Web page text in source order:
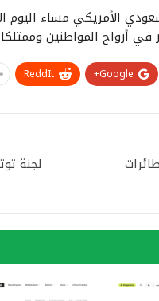
الأمريكي مساء اليوم
في أرواح المواطنين
Google+
ReddIt
لجنة